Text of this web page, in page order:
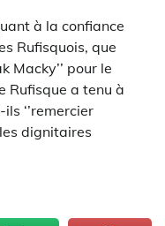
à la confiance
Rufisquois, que
Macky’’ pour le
Rufisque a tenu à
‘’remercier
dignitaires